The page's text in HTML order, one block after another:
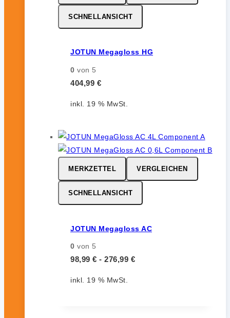
SCHNELLANSICHT
JOTUN Megagloss HG
0 von 5
404,99 €
inkl. 19 % MwSt.
MERKZETTEL VERGLEICHEN
SCHNELLANSICHT
JOTUN Megagloss AC
0 von 5
98,99 € - 276,99 €
inkl. 19 % MwSt.